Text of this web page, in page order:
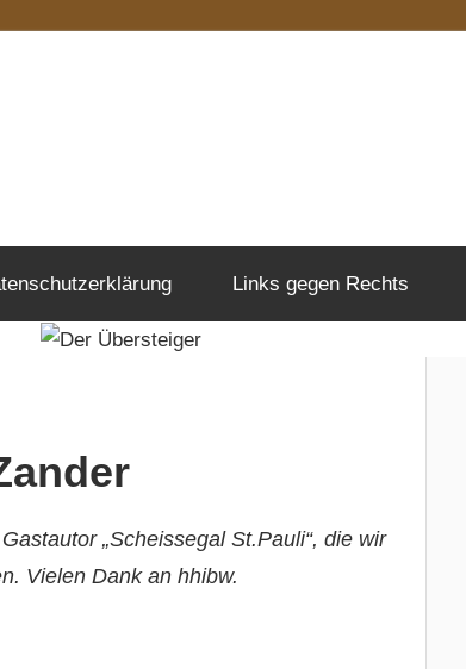
Links gegen Rechts
„Scheissegal St.Pauli“, die wir
Vielen Dank an hhibw.